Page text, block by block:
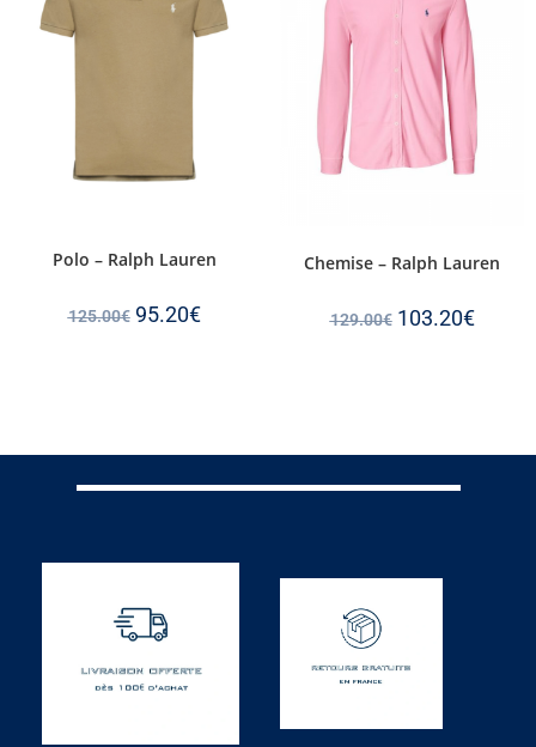
Polo – Ralph Lauren
125.00€ 95.20€
Chemise – Ralph Lauren
129.00€ 103.20€